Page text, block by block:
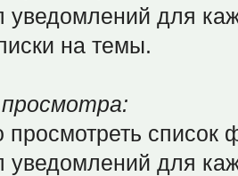
уведомлений для
на темы.
уведомлений для